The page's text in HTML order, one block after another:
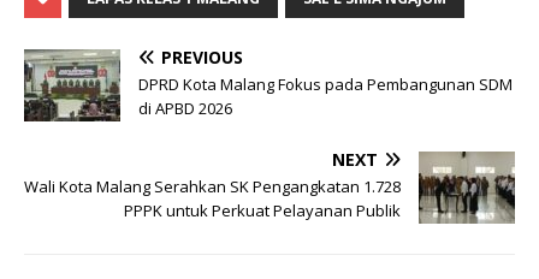
PREVIOUS
DPRD Kota Malang Fokus pada Pembangunan SDM
di APBD 2026
NEXT
Wali Kota Malang Serahkan SK Pengangkatan 1.728
PPPK untuk Perkuat Pelayanan Publik